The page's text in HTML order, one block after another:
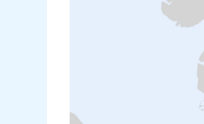
Shanghai
Singapur